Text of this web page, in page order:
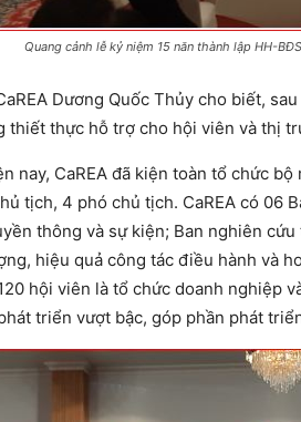
Quang cảnh lễ kỷ niệm 15 năn thành lập HH-
Dương Quốc Thủy cho biết,
thiết thực hỗ trợ cho hội viên và thị
nay, CaREA đã kiện toàn tổ chức
tịch, 4 phó chủ tịch. CaREA có 06
thông và sự kiện; Ban nghiên
hiệu quả công tác điều hành và
hội viên là tổ chức doanh nghiệp
triển vượt bậc, góp phần phát